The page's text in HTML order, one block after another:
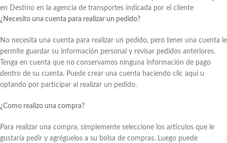
en Destino en la agencia de transportes indicada por el cliente
¿Necesito una cuenta para realizar un pedido?
No necesita una cuenta para realizar un pedido, pero tener una cuenta le
permite guardar su información personal y revisar pedidos anteriores.
Tenga en cuenta que no conservamos ninguna información de pago
dentro de su cuenta. Puede crear una cuenta haciendo clic aquí u
optando por participar al realizar un pedido.
¿Como realizo una compra?
Para realizar una compra, simplemente seleccione los artículos que le
gustaría pedir y agréguelos a su bolsa de compras. Luego puede